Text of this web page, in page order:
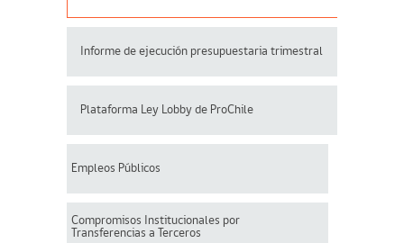
Informe de ejecución presupuestaria trimestral
Plataforma Ley Lobby de ProChile
Empleos Públicos
Compromisos Institucionales por
Transferencias a Terceros